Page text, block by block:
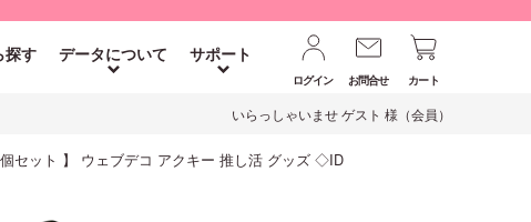
探す データについて サポート
ログイン お問合せ カート
いらっしゃいませ ゲスト 様（会員）
セット 】 ウェブデコ アクキー 推し活 グッズ ◇ID